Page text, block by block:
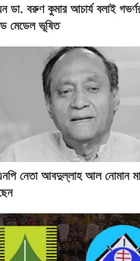
ডা. বরুণ কুমার আচার্য বলাই
মেডেল ভূষিত
নেতা আবদুল্লাহ আল নোমান